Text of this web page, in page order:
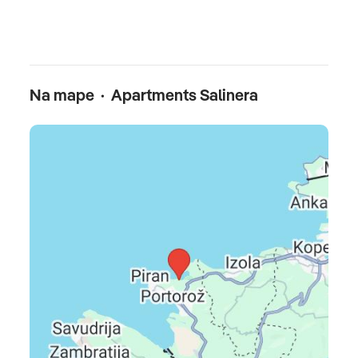
Oficiálne hodnotenie
Na mape · Apartments Salinera